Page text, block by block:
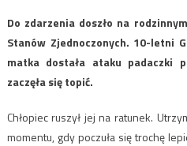
Do zdarzenia doszło na
Stanów Zjednoczonych. 10-letni
matka dostała ataku padaczki
zaczęła się topić.
Chłopiec ruszył jej na ratunek.
momentu, gdy poczuła się trochę